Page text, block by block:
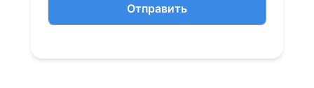
Отправить